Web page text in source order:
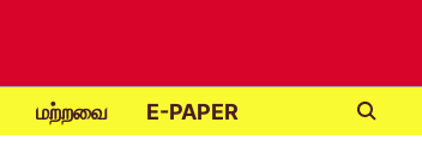
மற்றவை E-PAPER